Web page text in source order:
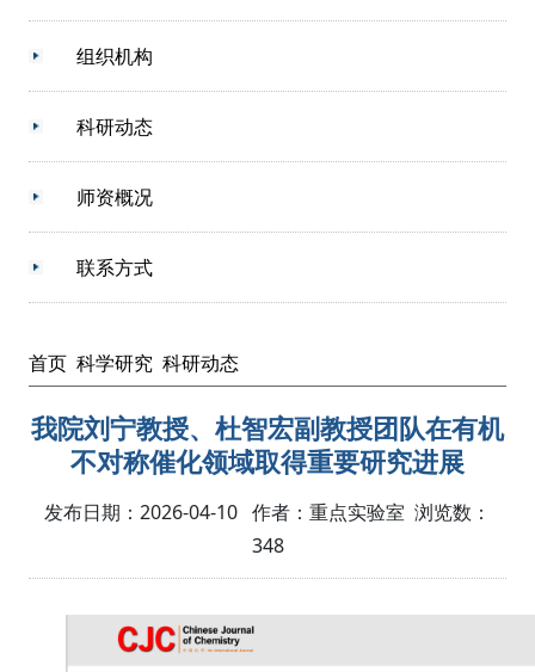
组织机构
科研动态
师资概况
联系方式
首页 科学研究 科研动态
我院刘宁教授、杜智宏副教授团队在有机
不对称催化领域取得重要研究进展
发布日期：2026-04-10 作者：重点实验室 浏览数：
348